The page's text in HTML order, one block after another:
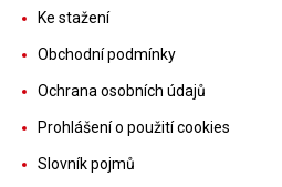
Ke stažení
Obchodní podmínky
Ochrana osobních údajů
Prohlášení o použití cookies
Slovník pojmů